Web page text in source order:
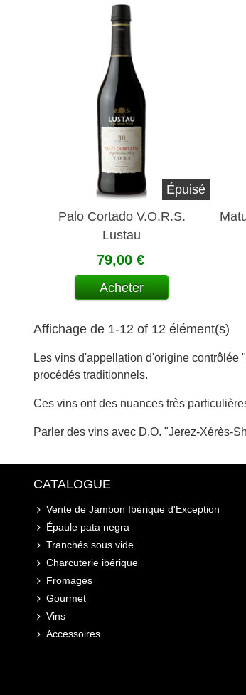
Épuisé
Palo Cortado V.O.R.S.
Lustau
79,00 €
Acheter
Affichage de 1-12 of 12 élément(s)
Les vins d'appellation d'origine contrôlée
procédés traditionnels.
Ces vins ont des nuances très
Parler des vins avec D.O. "Jerez-Xérès-
CATALOGUE
Vente de Jambon Ibérique d'Exception
Épaule pata negra
Tranchés sous vide
Charcuterie ibérique
Fromages
Gourmet
Vins
Accessoires